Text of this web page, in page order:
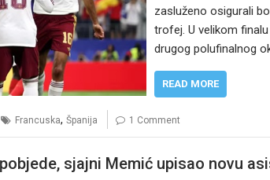
zasluženo osigurali
trofej. U velikom
drugog polufinalnog
READ MORE
Francuska, Španija 1 Comment
sjajni Memić upisao novu